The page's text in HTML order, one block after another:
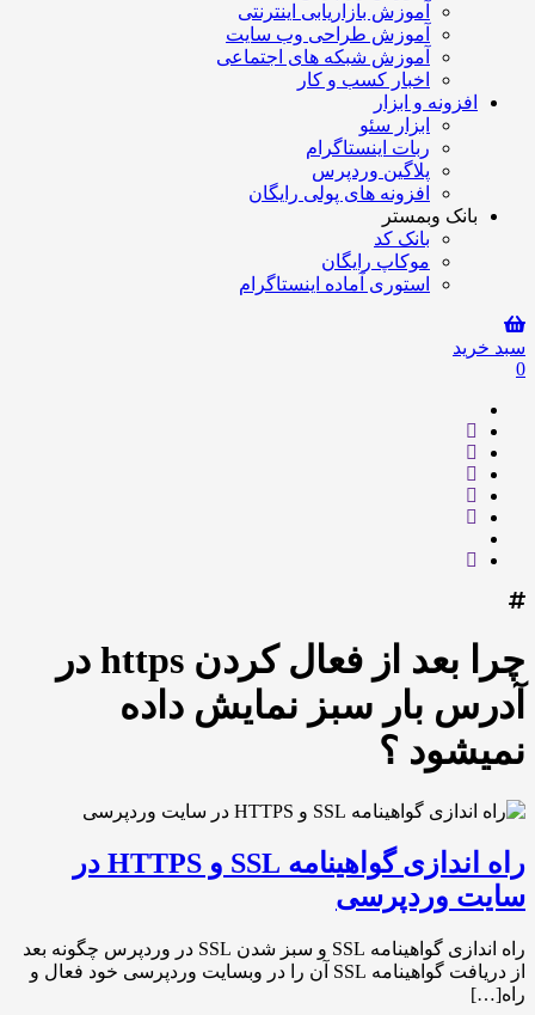
آموزش بازاریابی اینترنتی
آموزش طراحی وب سایت
آموزش شبکه های اجتماعی
اخبار کسب و کار
افزونه و ابزار
ابزار سئو
ربات اینستاگرام
پلاگین وردپرس
افزونه های پولی رایگان
بانک وبمستر
بانک کد
موکاپ رایگان
استوری آماده اینستاگرام
سبد خرید
0
چرا بعد از فعال کردن https در
آدرس بار سبز نمایش داده
نمیشود ؟
راه اندازی گواهینامه SSL و HTTPS در
سایت وردپرسی
راه اندازی گواهینامه SSL و سبز شدن SSL در وردپرس چگونه بعد
از دریافت گواهینامه SSL آن را در وبسایت وردپرسی خود فعال و
راه[…]